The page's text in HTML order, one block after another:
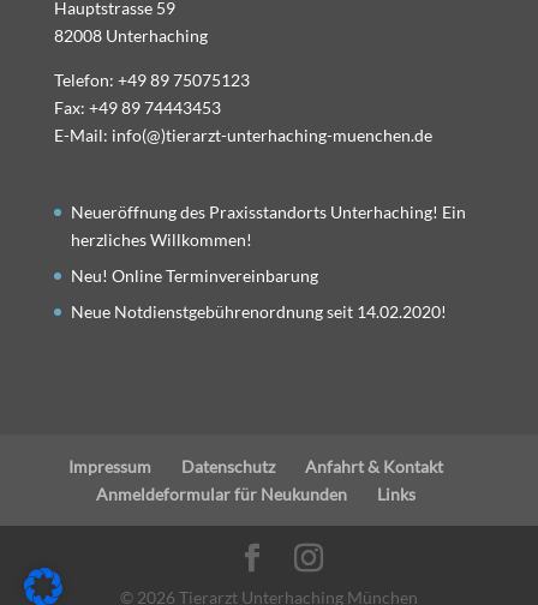
Hauptstrasse 59
82008 Unterhaching
Telefon: +49 89 75075123
Fax: +49 89 74443453
E-Mail: info(@)tierarzt-unterhaching-muenchen.de
Neueröffnung des Praxisstandorts Unterhaching! Ein
herzliches Willkommen!
Neu! Online Terminvereinbarung
Neue Notdienstgebührenordnung seit 14.02.2020!
Impressum Datenschutz
Anfahrt & Kontakt
Anmeldeformular für Neukunden
Links
© 2026 Tierarzt Unterhaching München